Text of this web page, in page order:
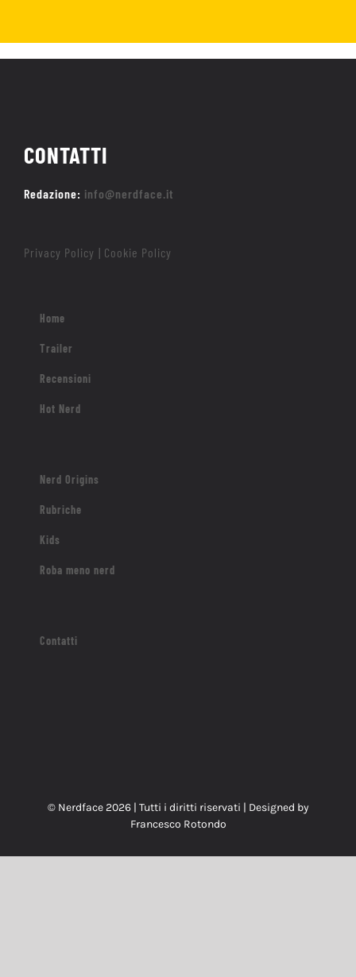
CONTATTI
Redazione: info@nerdface.it
Privacy Policy | Cookie Policy
Home
Trailer
Recensioni
Hot Nerd
Nerd Origins
Rubriche
Kids
Roba meno nerd
Contatti
© Nerdface 2026 | Tutti i diritti riservati | Designed by
Francesco Rotondo